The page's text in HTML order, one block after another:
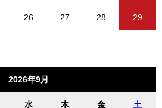
26 27 28 29
2026年9月
水 木 金 土